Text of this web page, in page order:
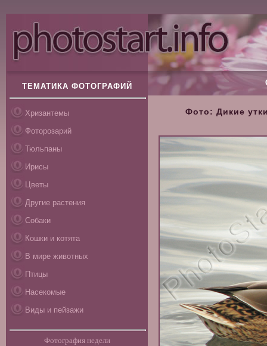
ТЕМАТИКА ФОТОГРАФИЙ
Хризантемы
Фоторозарий
Тюльпаны
Ирисы
Цветы
Другие растения
Собаки
Кошки и котята
В мире животных
Птицы
Насекомые
Виды и пейзажи
Фотография недели
Фото: Дикие